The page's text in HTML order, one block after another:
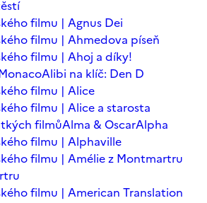
filmu | Agnus Dei
filmu | Ahmedova píseň
filmu | Ahoj a díky!
Alibi na klíč: Den D
filmu | Alice
filmu | Alice a starosta
filmůAlma & OscarAlpha
filmu | Alphaville
filmu | Amélie z Montmartru
filmu | American Translation